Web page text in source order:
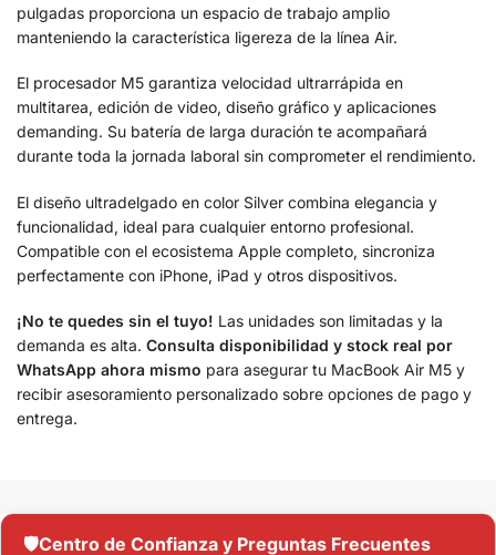
pulgadas proporciona un espacio de trabajo amplio
manteniendo la característica ligereza de la línea Air.
El procesador M5 garantiza velocidad ultrarrápida en
multitarea, edición de video, diseño gráfico y aplicaciones
demanding. Su batería de larga duración te acompañará
durante toda la jornada laboral sin comprometer el rendimiento.
El diseño ultradelgado en color Silver combina elegancia y
funcionalidad, ideal para cualquier entorno profesional.
Compatible con el ecosistema Apple completo, sincroniza
perfectamente con iPhone, iPad y otros dispositivos.
¡No te quedes sin el tuyo! Las unidades son limitadas y la
demanda es alta. Consulta disponibilidad y stock real por
WhatsApp ahora mismo para asegurar tu MacBook Air M5 y
recibir asesoramiento personalizado sobre opciones de pago y
entrega.
🛡️Centro de Confianza y Preguntas Frecuentes